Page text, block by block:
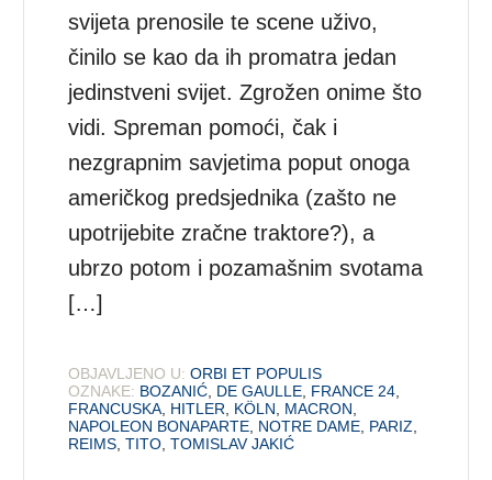
svijeta prenosile te scene uživo,
činilo se kao da ih promatra jedan
jedinstveni svijet. Zgrožen onime što
vidi. Spreman pomoći, čak i
nezgrapnim savjetima poput onoga
američkog predsjednika (zašto ne
upotrijebite zračne traktore?), a
ubrzo potom i pozamašnim svotama
[…]
OBJAVLJENO U: ORBI ET POPULIS
OZNAKE: BOZANIĆ DE GAULLE FRANCE 24
FRANCUSKA HITLER KÖLN MACRON
NAPOLEON BONAPARTE NOTRE DAME PARIZ
REIMS ,TITO ,TOMISLAV JAKIĆ